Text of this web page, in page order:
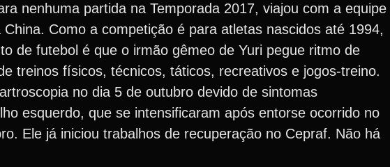
nenhuma partida na Temporada 2017, viajou com a equipe
Como a competição é para atletas nascidos até 1994,
de futebol é que o irmão gêmeo de Yuri pegue ritmo de
treinos físicos, técnicos, táticos, recreativos e jogos-treino.
no dia 5 de outubro devido de sintomas
esquerdo, que se intensificaram após entorse ocorrido no
Ele já iniciou trabalhos de recuperação no Cepraf. Não há